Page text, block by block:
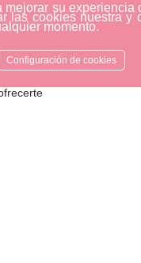
mejorar su experiencia
las cookies nuestra y
momento.
Configuración de cookies
dudes
de
para